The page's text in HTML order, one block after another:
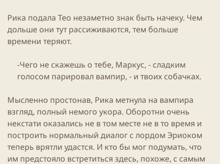
Рика подала Тео незаметно знак быть начеку. Чем
дольше они тут рассиживаются, тем больше
времени теряют.
-Чего не скажешь о тебе, Маркус, - сладким
голосом парировал вампир, - и твоих собачках.​
Мысленно простонав, Рика метнула на вампира
взгляд, полный немого укора. Оборотни очень
некстати оказались не в том месте не в то время и
построить нормальный диалог с лордом Эриоком
теперь врятли удастся. И кто бы мог подумать, что
им предстояло встретиться здесь, похоже, с самым